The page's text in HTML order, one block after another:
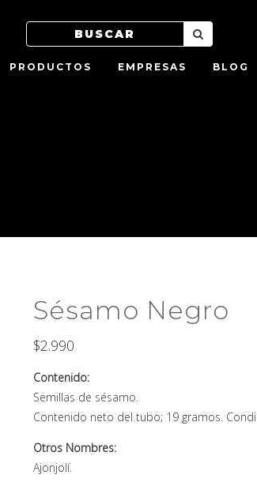
PRODUCTOS EMPRESAS BLOG
Sésamo Negro
$2.990
Contenido:
Semillas de sésamo.
Contenido neto del tubo; 19 gramos.
Otros Nombres:
Ajonjolí.